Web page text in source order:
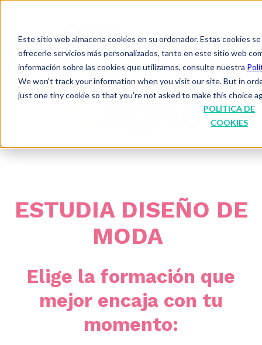
Este sitio web almacena cookies en su ordenador. Estas cookies
ofrecerle servicios más personalizados, tanto en este sitio web
información sobre las cookies que utilizamos, consulte nuestra
We won't track your information when you visit our site. But in
just one tiny cookie so that you're not asked to make this choice
POLÍTICA DE
COOKIES
ESTUDIA DISEÑO DE
MODA
Elige la formación que
mejor encaja con tu
momento: